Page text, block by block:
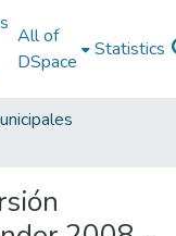
All of
DSpace
Statistics